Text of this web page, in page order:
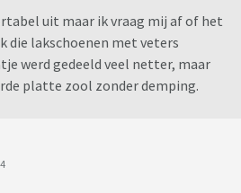
uit maar ik vraag mij af of het
die lakschoenen met veters
werd gedeeld veel netter, maar
platte zool zonder demping.